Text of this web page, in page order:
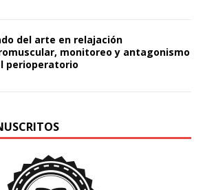
del arte en relajación
monitoreo y antagonismo
perioperatorio